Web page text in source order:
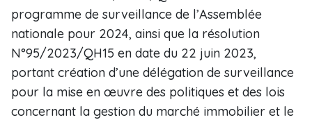
programme de surveillance de l’Assemblée
nationale pour 2024, ainsi que la résolution
N°95/2023/QH15 en date du 22 juin 2023,
portant création d’une délégation de surveillance
pour la mise en œuvre des politiques et des lois
concernant la gestion du marché immobilier et le